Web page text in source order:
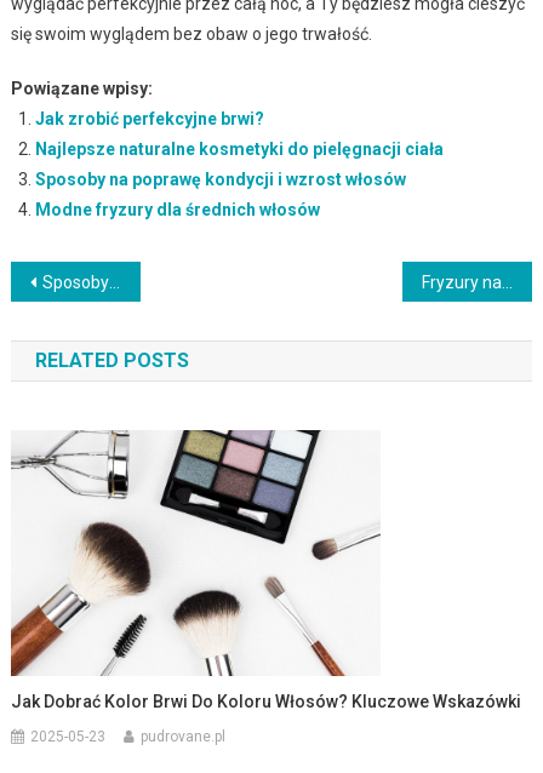
się swoim wyglądem bez obaw o jego trwałość.
Powiązane wpisy:
Jak zrobić perfekcyjne brwi?
Najlepsze naturalne kosmetyki do pielęgnacji ciała
Sposoby na poprawę kondycji i wzrost włosów
Modne fryzury dla średnich włosów
Nawigacja
wpisu
Sposoby na wygładzenie i ujędrnienie skóry twarzy
RELATED POSTS
Jak Dobrać Kolor Brwi Do Koloru Włosów? Kluczowe Wskazówki
2025-05-23 pudrovane.pl